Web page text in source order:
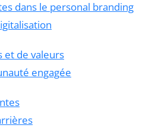
dans le personal branding
et de valeurs
engagée